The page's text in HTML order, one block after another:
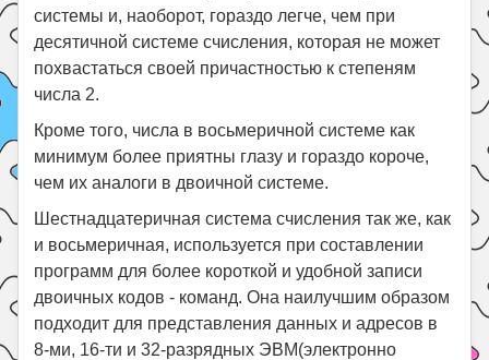
системы и, наоборот, гораздо легче, чем при
десятичной системе счисления, которая не может
похвастаться своей причастностью к степеням
числа 2.
Кроме того, числа в восьмеричной системе как
минимум более приятны глазу и гораздо короче,
чем их аналоги в двоичной системе.
Шестнадцатеричная система счисления так же, как
и восьмеричная, используется при составлении
программ для более короткой и удобной записи
двоичных кодов - команд. Она наилучшим образом
подходит для представления данных и адресов в
8-ми, 16-ти и 32-разрядных ЭВМ(электронно